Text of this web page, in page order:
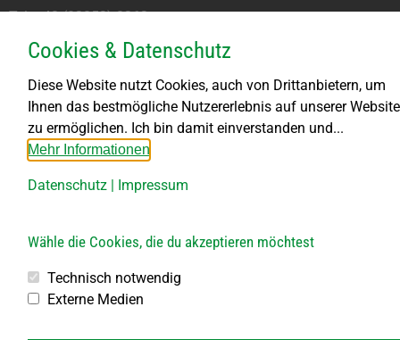
Tel: +43 (02852) 8262
Parteienverkehr
Montag kein Parteienverkehr
DI bis FR von 8.00 – 11.30 Uhr
DI von 13.30 – 18.00 Uhr
Öffnungszeiten:
Jeden 1. Samstag im Monat
von 8.00 bis 10.00 Uhr
Cookies & Datenschutz
Diese Website nutzt Cookies, auch von Drittanbietern, um
Ihnen das bestmögliche Nutzererlebnis auf unserer Website
zu ermöglichen. Ich bin damit einverstanden und...
Mehr Informationen
Datenschutz | Impressum
Wähle die Cookies, die du akzeptieren möchtest
Technisch notwendig
Externe Medien